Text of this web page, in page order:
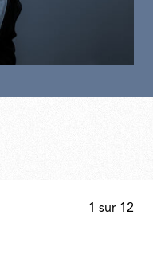
1 sur 12